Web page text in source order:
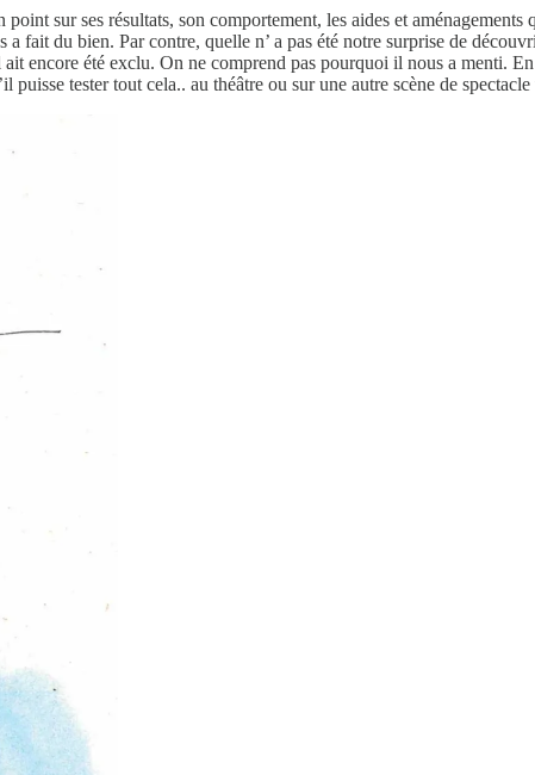
sur ses résultats, son comportement, les aides et
fait du bien. Par contre, quelle n’ a pas été notre surprise de
encore été exclu. On ne comprend pas pourquoi il nous a menti.
tester tout cela.. au théâtre ou sur une autre scène de